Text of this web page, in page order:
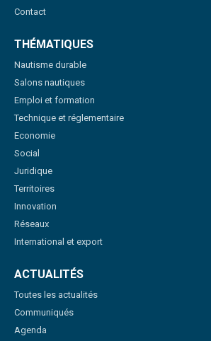
Contact
THÉMATIQUES
Nautisme durable
Salons nautiques
Emploi et formation
Technique et réglementaire
Economie
Social
Juridique
Territoires
Innovation
Réseaux
International et export
ACTUALITÉS
Toutes les actualités
Communiqués
Agenda